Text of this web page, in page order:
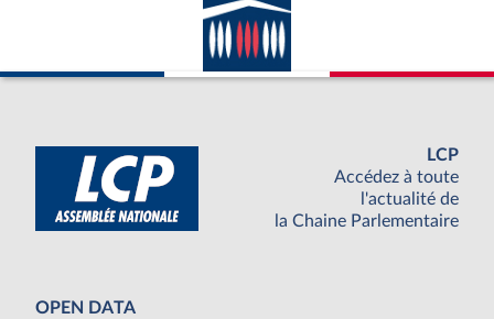
LCP
Accédez à toute
l'actualité de
la Chaine Parlementaire
OPEN DATA